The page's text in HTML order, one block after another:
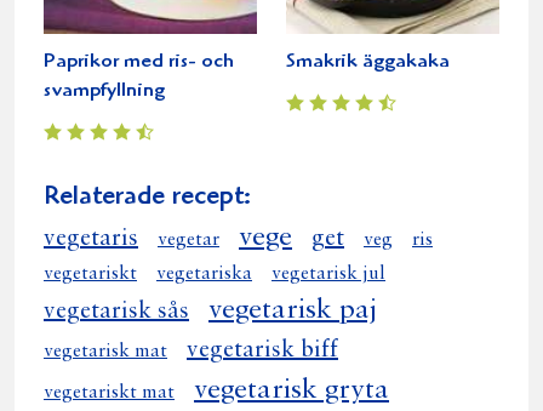
Paprikor med ris- och
svampfyllning
Smakrik äggakaka
Relaterade recept:
vegetaris vegetar vege get veg
ris
vegetariskt
vegetariska vegetarisk jul
vegetarisk sås vegetarisk paj
vegetarisk mat vegetarisk biff
vegetariskt mat vegetarisk gryta